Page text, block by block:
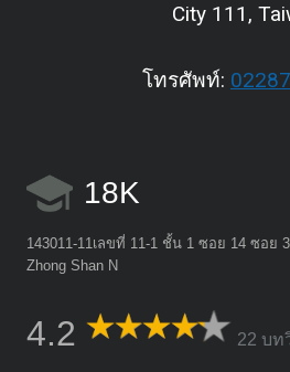
City 111,
โทรศัพท์:
18K
143011-11เลขที่ 11-1 ชั้น 1 ซอย 14 ซอย
Zhong Shan N
4.2 22 บ